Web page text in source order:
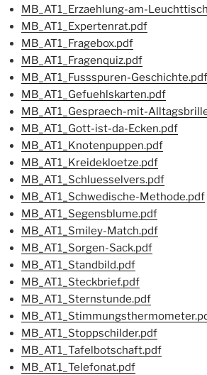
MB_AT1_Erzaehlung-am-
MB_AT1_Expertenrat.pdf
MB_AT1_Fragebox.pdf
MB_AT1_Fragenquiz.pdf
MB_AT1_Fussspuren-Geschichte.pdf
MB_AT1_Gefuehlskarten.pdf
MB_AT1_Gespraech-mit-
MB_AT1_Gott-ist-da-Ecken.pdf
MB_AT1_Knotenpuppen.pdf
MB_AT1_Kreidekloetze.pdf
MB_AT1_Schluesselvers.pdf
MB_AT1_Schwedische-Methode.pdf
MB_AT1_Segensblume.pdf
MB_AT1_Smiley-Match.pdf
MB_AT1_Sorgen-Sack.pdf
MB_AT1_Standbild.pdf
MB_AT1_Steckbrief.pdf
MB_AT1_Sternstunde.pdf
MB_AT1_Stoppschilder.pdf
MB_AT1_Tafelbotschaft.pdf
MB_AT1_Telefonat.pdf